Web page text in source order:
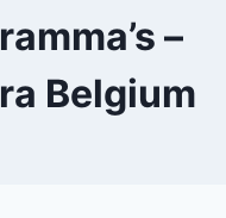
–
Belgium